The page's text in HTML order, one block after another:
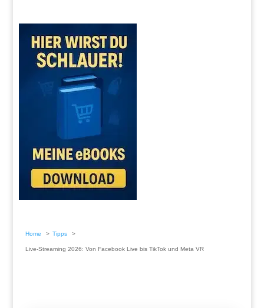
Home Tipps
Live-Streaming 2026: Von Facebook Live bis TikTok und Meta VR